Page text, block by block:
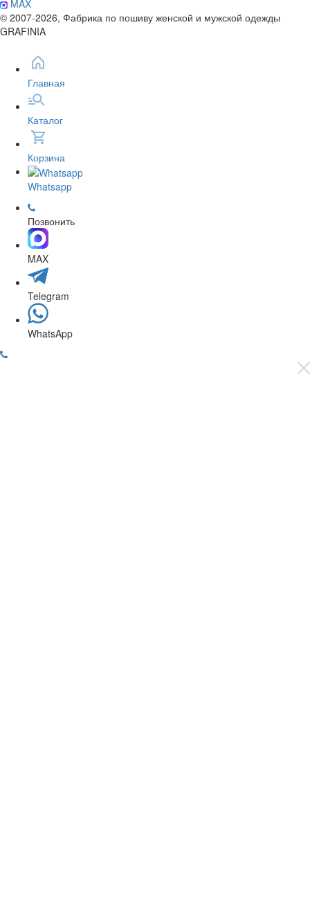
MAX
© 2007-2026, Фабрика по пошиву женской и мужской одежды
GRAFINIA
Главная
Каталог
Корзина
Whatsapp
Позвонить
MAX
Telegram
WhatsApp